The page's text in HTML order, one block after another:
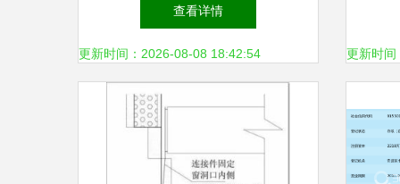
查看详情
更新时间：2026-08-08 18:42:54 更新时